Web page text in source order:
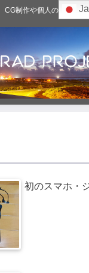
CG制作や個人の雑記ブロ
初のスマホ・